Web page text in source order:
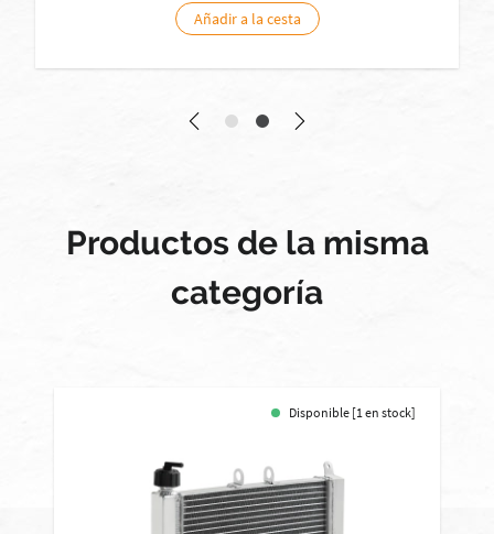
Añadir a la cesta
Productos de la misma
categoría
Disponible [1 en stock]